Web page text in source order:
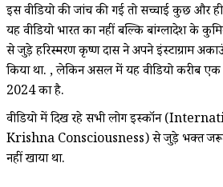
इस वीडियो की जांच की गई तो सच्चाई कुछ और
यह वीडियो भारत का नहीं बल्कि बांग्लादेश के
से जुड़े हरिस्मरण कृष्ण दास ने अपने इंस्टाग्राम
किया था. , लेकिन असल में यह वीडियो करीब एक
2024 का है.
वीडियो में दिख रहे सभी लोग इस्कॉन
Krishna Consciousness) से जुड़े भक्त जरूर
नहीं खाया था.